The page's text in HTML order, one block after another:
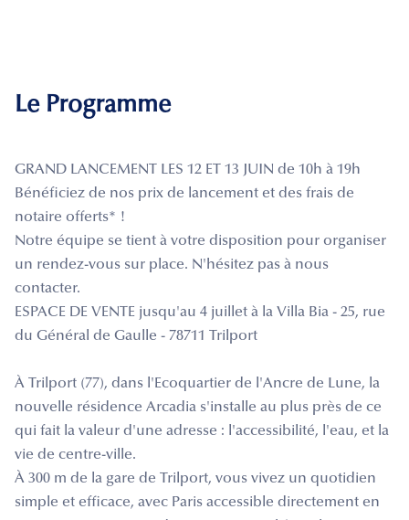
Le Programme
GRAND LANCEMENT LES 12 ET 13 JUIN de 10h à 19h
Bénéficiez de nos prix de lancement et des frais de
notaire offerts* !
Notre équipe se tient à votre disposition pour organiser
un rendez-vous sur place. N'hésitez pas à nous
contacter.
ESPACE DE VENTE jusqu'au 4 juillet à la Villa Bia - 25, rue
du Général de Gaulle - 78711 Trilport
À Trilport (77), dans l'Ecoquartier de l'Ancre de Lune, la
nouvelle résidence Arcadia s'installe au plus près de ce
qui fait la valeur d'une adresse : l'accessibilité, l'eau, et la
vie de centre-ville.
À 300 m de la gare de Trilport, vous vivez un quotidien
simple et efficace, avec Paris accessible directement en